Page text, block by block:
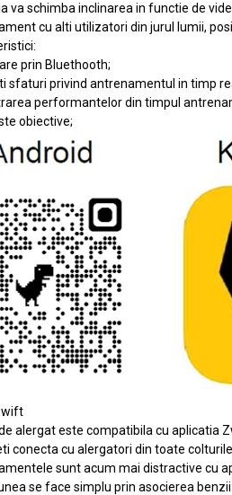
va schimba inclinarea in functie de
cu alti utilizatori din jurul lumii,
prin Bluethooth;
sfaturi privind antrenamentul in timp
performantelor din timpul
obiective;
alergat este compatibila cu aplicatia
conecta cu alergatori din toate
sunt acum mai distractive cu
se face simplu prin asocierea